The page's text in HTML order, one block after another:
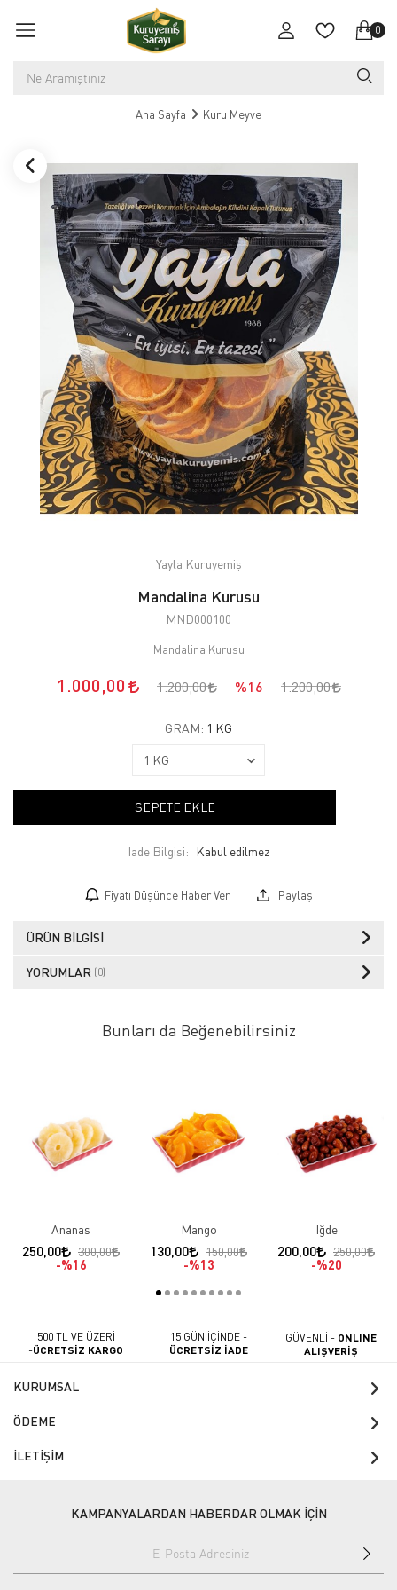
0
Ana Sayfa Kuru Meyve
Yayla Kuruyemiş
Mandalina Kurusu
MND000100
Mandalina Kurusu
1.000,00 1.200,00 %16 1.200,00
GRAM: 1 KG
SEPETE EKLE
İade Bilgisi:
Fiyatı Düşünce Haber Ver Paylaş
ÜRÜN BILGISI
YORUMLAR (0)
Bunları da Beğenebilirsiniz
Ananas
250,00
300,00
%16
Mango
130,00
150,00
%13
İğde
200,00
250,00
%20
500 TL VE ÜZERİ
-ÜCRETSİZ KARGO
15 GÜN İÇİNDE -
ÜCRETSİZ İADE
GÜVENLİ - ONLINE
ALIŞVERİŞ
KURUMSAL
ÖDEME
İLETİŞİM
KAMPANYALARDAN HABERDAR OLMAK İÇİN